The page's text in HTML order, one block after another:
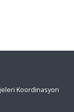
Koordinasyon